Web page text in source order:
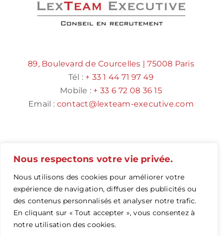
Nous respectons votre vie privée.
Nous utilisons des cookies pour améliorer votre
expérience de navigation, diffuser des publicités ou
des contenus personnalisés et analyser notre trafic.
En cliquant sur « Tout accepter », vous consentez à
notre utilisation des cookies.
89, Boulevard de Courcelles | 75008 Paris
Tél : + 33 1 44 71 97 49
Mobile : + 33 6 72 08 36 15
Email : contact@lexteam-executive.com
www.lexteam-executive.com